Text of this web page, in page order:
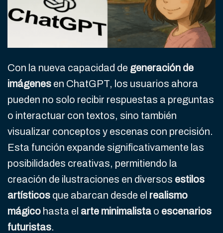
Con la nueva capacidad de generación de
imágenes en ChatGPT, los usuarios ahora
pueden no solo recibir respuestas a preguntas
o interactuar con textos, sino también
visualizar conceptos y escenas con precisión.
Esta función expande significativamente las
posibilidades creativas, permitiendo la
creación de ilustraciones en diversos estilos
artísticos que abarcan desde el realismo
mágico hasta el arte minimalista o escenarios
futuristas.